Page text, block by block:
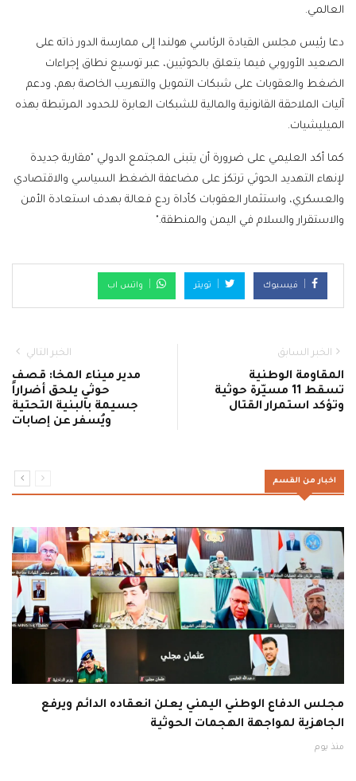
العالمي.
دعا رئيس مجلس القيادة الرئاسي هولندا إلى ممارسة الدور ذاته على
الصعيد الأوروبي فيما يتعلق بالحوثيين، عبر توسيع نطاق إجراءات
الضغط والعقوبات على شبكات التمويل والتهريب الخاصة بهم، ودعم
آليات الملاحقة القانونية والمالية للشبكات العابرة للحدود المرتبطة بهذه
الميليشيات.
كما أكد العليمي على ضرورة أن يتبنى المجتمع الدولي "مقاربة جديدة
لإنهاء التهديد الحوثي ترتكز على مضاعفة الضغط السياسي والاقتصادي
والعسكري، واستثمار العقوبات كأداة ردع فعالة بهدف استعادة الأمن
والاستقرار والسلام في اليمن والمنطقة."
فيسبوك تويتر واتس اب
الخبر السابق
المقاومة الوطنية
تسقط 11 مسيّرة حوثية
وتؤكد استمرار القتال
الخبر التالي
مدير ميناء المخا: قصف
حوثي يلحق أضراراً
جسيمة بالبنية التحتية
ويُسفر عن إصابات
اخبار من القسم
مجلس الدفاع الوطني اليمني يعلن انعقاده الدائم ويرفع
الجاهزية لمواجهة الهجمات الحوثية
منذ يوم